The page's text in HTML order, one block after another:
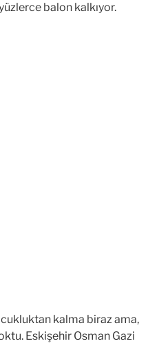
balon kalkıyor.
kalma biraz ama,
Eskişehir Osman Gazi